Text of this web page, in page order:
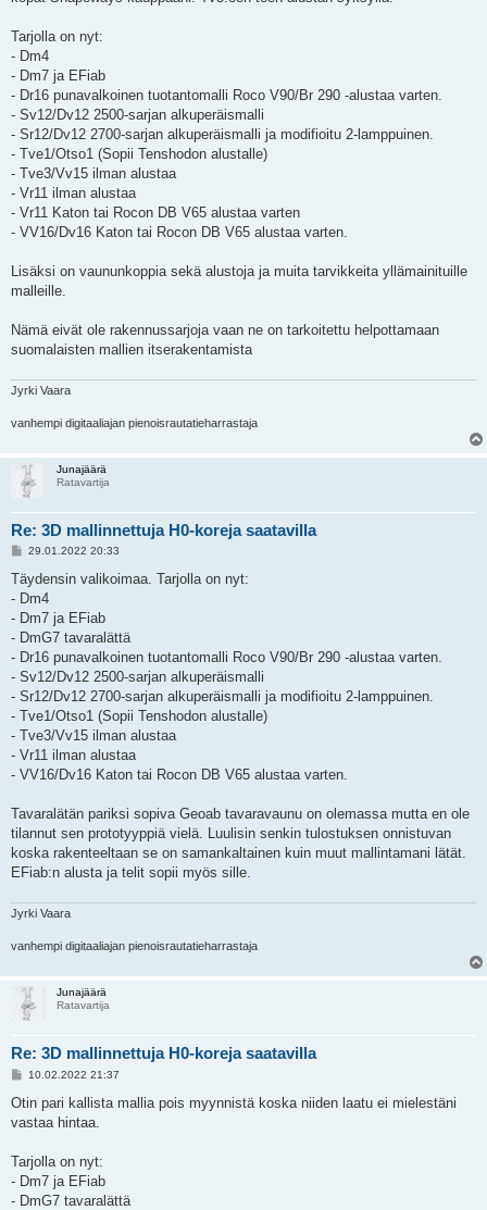
Tarjolla on nyt:
- Dm4
- Dm7 ja EFiab
- Dr16 punavalkoinen tuotantomalli Roco V90/Br 290 -alustaa varten.
- Sv12/Dv12 2500-sarjan alkuperäismalli
- Sr12/Dv12 2700-sarjan alkuperäismalli ja modifioitu 2-lamppuinen.
- Tve1/Otso1 (Sopii Tenshodon alustalle)
- Tve3/Vv15 ilman alustaa
- Vr11 ilman alustaa
- Vr11 Katon tai Rocon DB V65 alustaa varten
- VV16/Dv16 Katon tai Rocon DB V65 alustaa varten.
Lisäksi on vaununkoppia sekä alustoja ja muita tarvikkeita yllämainituille
malleille.
Nämä eivät ole rakennussarjoja vaan ne on tarkoitettu helpottamaan
suomalaisten mallien itserakentamista
Jyrki Vaara
vanhempi digitaaliajan pienoisrautatieharrastaja
Junajäärä
Ratavartija
Re: 3D mallinnettuja H0-koreja saatavilla
V
e
s
t
i
29.01.2022 20:33
Täydensin valikoimaa. Tarjolla on nyt:
- Dm4
- Dm7 ja EFiab
- DmG7 tavaralättä
- Dr16 punavalkoinen tuotantomalli Roco V90/Br 290 -alustaa varten.
- Sv12/Dv12 2500-sarjan alkuperäismalli
- Sr12/Dv12 2700-sarjan alkuperäismalli ja modifioitu 2-lamppuinen.
- Tve1/Otso1 (Sopii Tenshodon alustalle)
- Tve3/Vv15 ilman alustaa
- Vr11 ilman alustaa
- VV16/Dv16 Katon tai Rocon DB V65 alustaa varten.
Tavaralätän pariksi sopiva Geoab tavaravaunu on olemassa mutta en ole
tilannut sen prototyyppiä vielä. Luulisin senkin tulostuksen onnistuvan
koska rakenteeltaan se on samankaltainen kuin muut mallintamani lätät.
EFiab:n alusta ja telit sopii myös sille.
Jyrki Vaara
vanhempi digitaaliajan pienoisrautatieharrastaja
Junajäärä
Ratavartija
Re: 3D mallinnettuja H0-koreja saatavilla
V
e
t
10.02.2022 21:37
Otin pari kallista mallia pois myynnistä koska niiden laatu ei mielestäni
vastaa hintaa.
Tarjolla on nyt:
- Dm7 ja EFiab
- DmG7 tavaralättä